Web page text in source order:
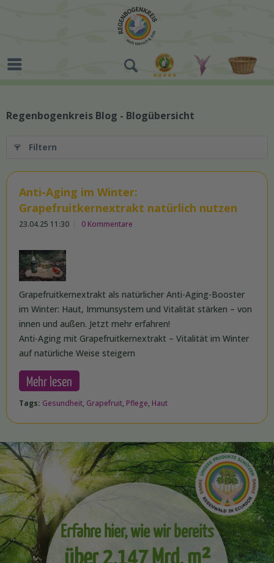
Regenbogenkreis Blog - Blogübersicht
Filtern
Anti-Aging im Winter:
Grapefruitkernextrakt natürlich nutzen
23.04.25 11:30 0 Kommentare
Grapefruitkernextrakt als natürlicher Anti-Aging-Booster
im Winter: Haut, Immunsystem und Vitalität stärken – von
innen und außen. Jetzt mehr erfahren!
Anti-Aging mit Grapefruitkernextrakt – Vitalität im Winter
auf natürliche Weise steigern
Mehr lesen
Tags: Gesundheit, Grapefruit, Pflege, Haut
Erfahre hier, wie wir bereits
über 2,147 Mrd. m²